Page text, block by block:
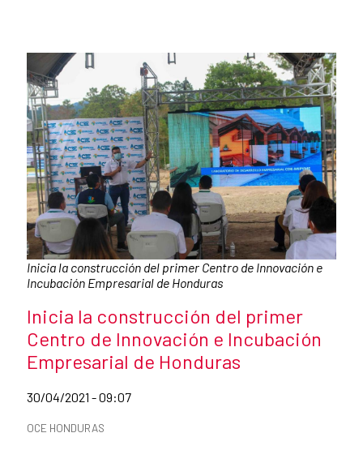
Pie de foto:
Inicia la construcción del primer Centro de Innovación e
Incubación Empresarial de Honduras
Título de la noticia
Inicia la construcción del primer
Centro de Innovación e Incubación
Empresarial de Honduras
Fecha de publicación de la noticia
30/04/2021 - 09:07
Categorías de la noticia
OCE HONDURAS